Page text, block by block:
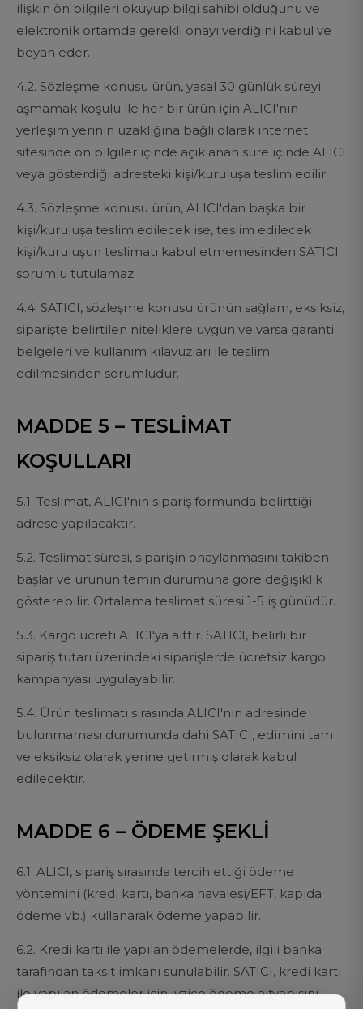
ilişkin ön bilgileri okuyup bilgi sahibi olduğunu ve
elektronik ortamda gerekli onayı verdiğini kabul ve
beyan eder.
4.2. Sözleşme konusu ürün, yasal 30 günlük süreyi
aşmamak koşulu ile her bir ürün için ALICI'nın
yerleşim yerinin uzaklığına bağlı olarak internet
sitesinde ön bilgiler içinde açıklanan süre içinde ALICI
veya gösterdiği adresteki kişi/kuruluşa teslim edilir.
4.3. Sözleşme konusu ürün, ALICI'dan başka bir
kişi/kuruluşa teslim edilecek ise, teslim edilecek
kişi/kuruluşun teslimatı kabul etmemesinden SATICI
sorumlu tutulamaz.
4.4. SATICI, sözleşme konusu ürünün sağlam, eksiksiz,
siparişte belirtilen niteliklere uygun ve varsa garanti
belgeleri ve kullanım kılavuzları ile teslim
edilmesinden sorumludur.
MADDE 5 – TESLİMAT
KOŞULLARI
5.1. Teslimat, ALICI'nın sipariş formunda belirttiği
adrese yapılacaktır.
5.2. Teslimat süresi, siparişin onaylanmasını takiben
başlar ve ürünün temin durumuna göre değişiklik
gösterebilir. Ortalama teslimat süresi 1-5 iş günüdür.
5.3. Kargo ücreti ALICI'ya aittir. SATICI, belirli bir
sipariş tutarı üzerindeki siparişlerde ücretsiz kargo
kampanyası uygulayabilir.
5.4. Ürün teslimatı sırasında ALICI'nın adresinde
bulunmaması durumunda dahi SATICI, edimini tam
ve eksiksiz olarak yerine getirmiş olarak kabul
edilecektir.
MADDE 6 – ÖDEME ŞEKLİ
6.1. ALICI, sipariş sırasında tercih ettiği ödeme
yöntemini (kredi kartı, banka havalesi/EFT, kapıda
ödeme vb.) kullanarak ödeme yapabilir.
6.2. Kredi kartı ile yapılan ödemelerde, ilgili banka
tarafından taksit imkanı sunulabilir. SATICI, kredi kartı
ile yapılan ödemeler için iyzico ödeme altyapısını